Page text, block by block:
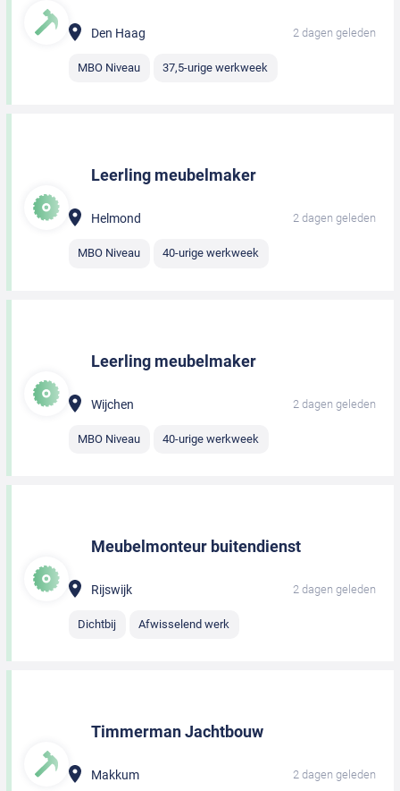
Den Haag 2 dagen geleden
MBO Niveau 37,5-urige werkweek
Leerling meubelmaker
Helmond 2 dagen geleden
MBO Niveau 40-urige werkweek
Leerling meubelmaker
Wijchen 2 dagen geleden
MBO Niveau 40-urige werkweek
Meubelmonteur buitendienst
Rijswijk 2 dagen geleden
Dichtbij Afwisselend werk
Timmerman Jachtbouw
Makkum 2 dagen geleden